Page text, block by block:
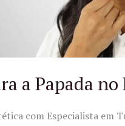
a Papada no
com Especialista em